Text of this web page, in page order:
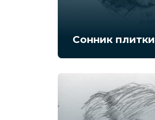
Сонник плитки